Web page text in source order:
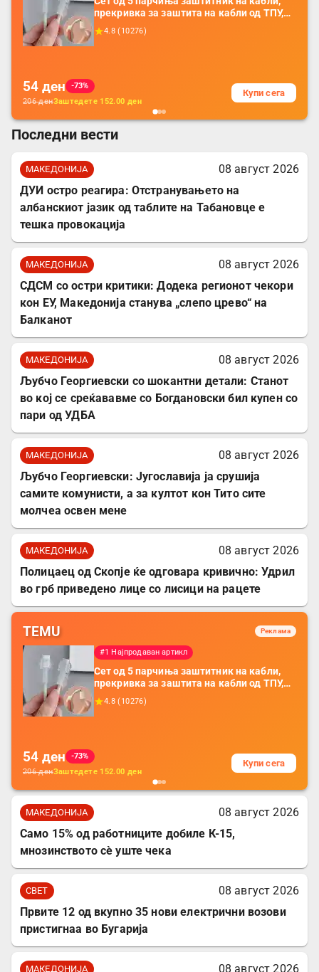
прекривка за заштита на кабли од ТПУ,
додатоци за заштита на кабли, без
батерија, за мобилни телефони, комплет
4.8 (10276)
54 ден
-73%
206денЗаштедете 152.00 ден
Купи сега
Последни вести
МАКЕДОНИЈА
08 август 2026
ДУИ остро реагира: Отстранувањето на
албанскиот јазик од таблите на Табановце е
тешка провокација
МАКЕДОНИЈА
08 август 2026
СДСМ со остри критики: Додека регионот чекори
кон ЕУ, Македонија станува „слепо црево“ на
Балканот
МАКЕДОНИЈА
08 август 2026
Љубчо Георгиевски со шокантни детали: Станот
во кој се среќававме со Богдановски бил купен со
пари од УДБА
МАКЕДОНИЈА
08 август 2026
Љубчо Георгиевски: Југославија ја срушија
самите комунисти, а за култот кон Тито сите
молчеа освен мене
МАКЕДОНИЈА
08 август 2026
Полицаец од Скопје ќе одговара кривично: Удрил
во грб приведено лице со лисици на рацете
TEMU Реклама
#1 Најпродаван артикл
Сет од 5 парчиња заштитник на кабли,
прекривка за заштита на кабли од ТПУ,
додатоци за заштита на кабли, без
батерија, за мобилни телефони, комплет
4.8 (10276)
54 ден
-73%
206денЗаштедете 152.00 ден
Купи сега
МАКЕДОНИЈА
08 август 2026
Само 15% од работниците добиле К-15,
мнозинството сè уште чека
СВЕТ
08 август 2026
Првите 12 од вкупно 35 нови електрични возови
пристигнаа во Бугарија
МАКЕДОНИЈА
08 август 2026